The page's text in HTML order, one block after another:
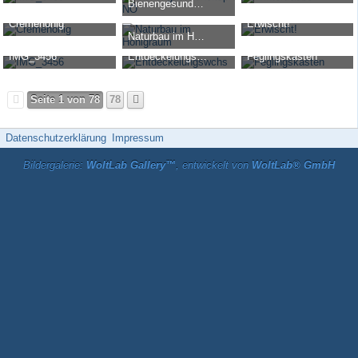
Ro-Bee-5. November 2025, 12:56
BienengesundheitsprogrammNÖ
ImkerHerbert-18. April 2025, 17:41
16.144
0
Ro-Bee-12. November
Cremehonig
Ro-Bee-12. November 2024, 10:39
Ro-Bee-14. August 2024, 14:59
21.647
0 0
Erwischt!
Ro-Bee-12. August 2024,
IMG_3456
Ro-Bee-24. Juli 2024, 16:16
Entdeckelungswchs
Ro-Bee-3. Juni 2024, 16:18
Feglingskasten
Ro-Bee-3. Juni 2024, 16:17
Seite 1 von 78 78
Datenschutzerklärung Impressum
Bildergalerie: WoltLab Gallery™, entwickelt von WoltLab® GmbH